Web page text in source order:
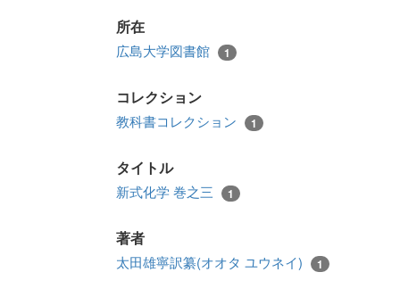
所在
広島大学図書館 1
コレクション
教科書コレクション 1
タイトル
新式化学 巻之三 1
著者
太田雄寧訳纂(オオタ ユウネイ) 1